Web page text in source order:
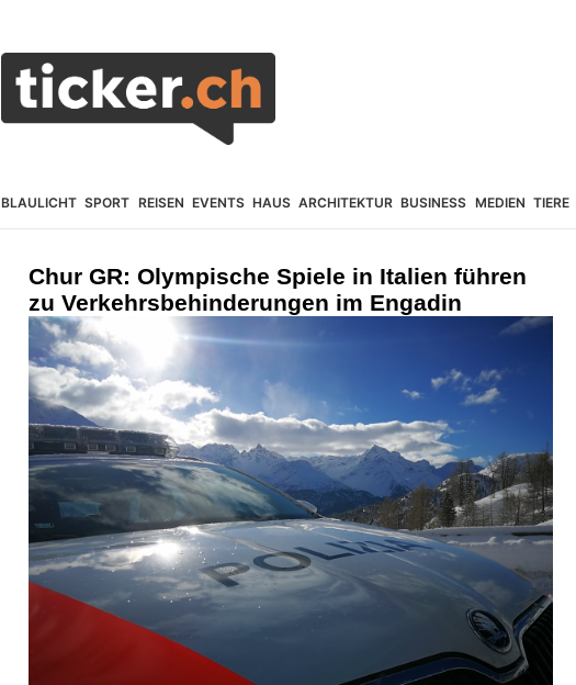
BLAULICHT SPORT REISEN EVENTS HAUS ARCHITEKTUR BUSINESS MEDIEN TIERE
Chur GR: Olympische Spiele in Italien führen
zu Verkehrsbehinderungen im Engadin